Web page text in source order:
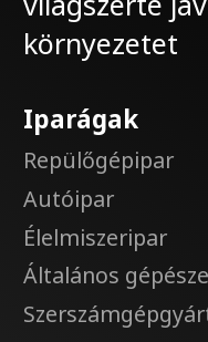
környezetet
Iparágak
Repülőgépipar
Autóipar
Élelmiszeripar
Általános